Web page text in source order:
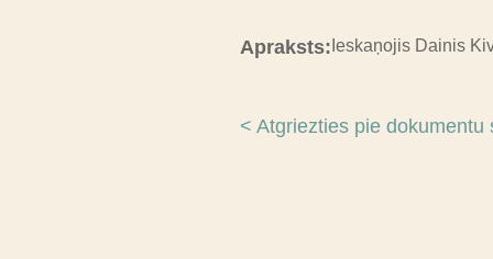
Apraksts: Ieskaņojis Dainis
< Atgriezties pie dokumentu